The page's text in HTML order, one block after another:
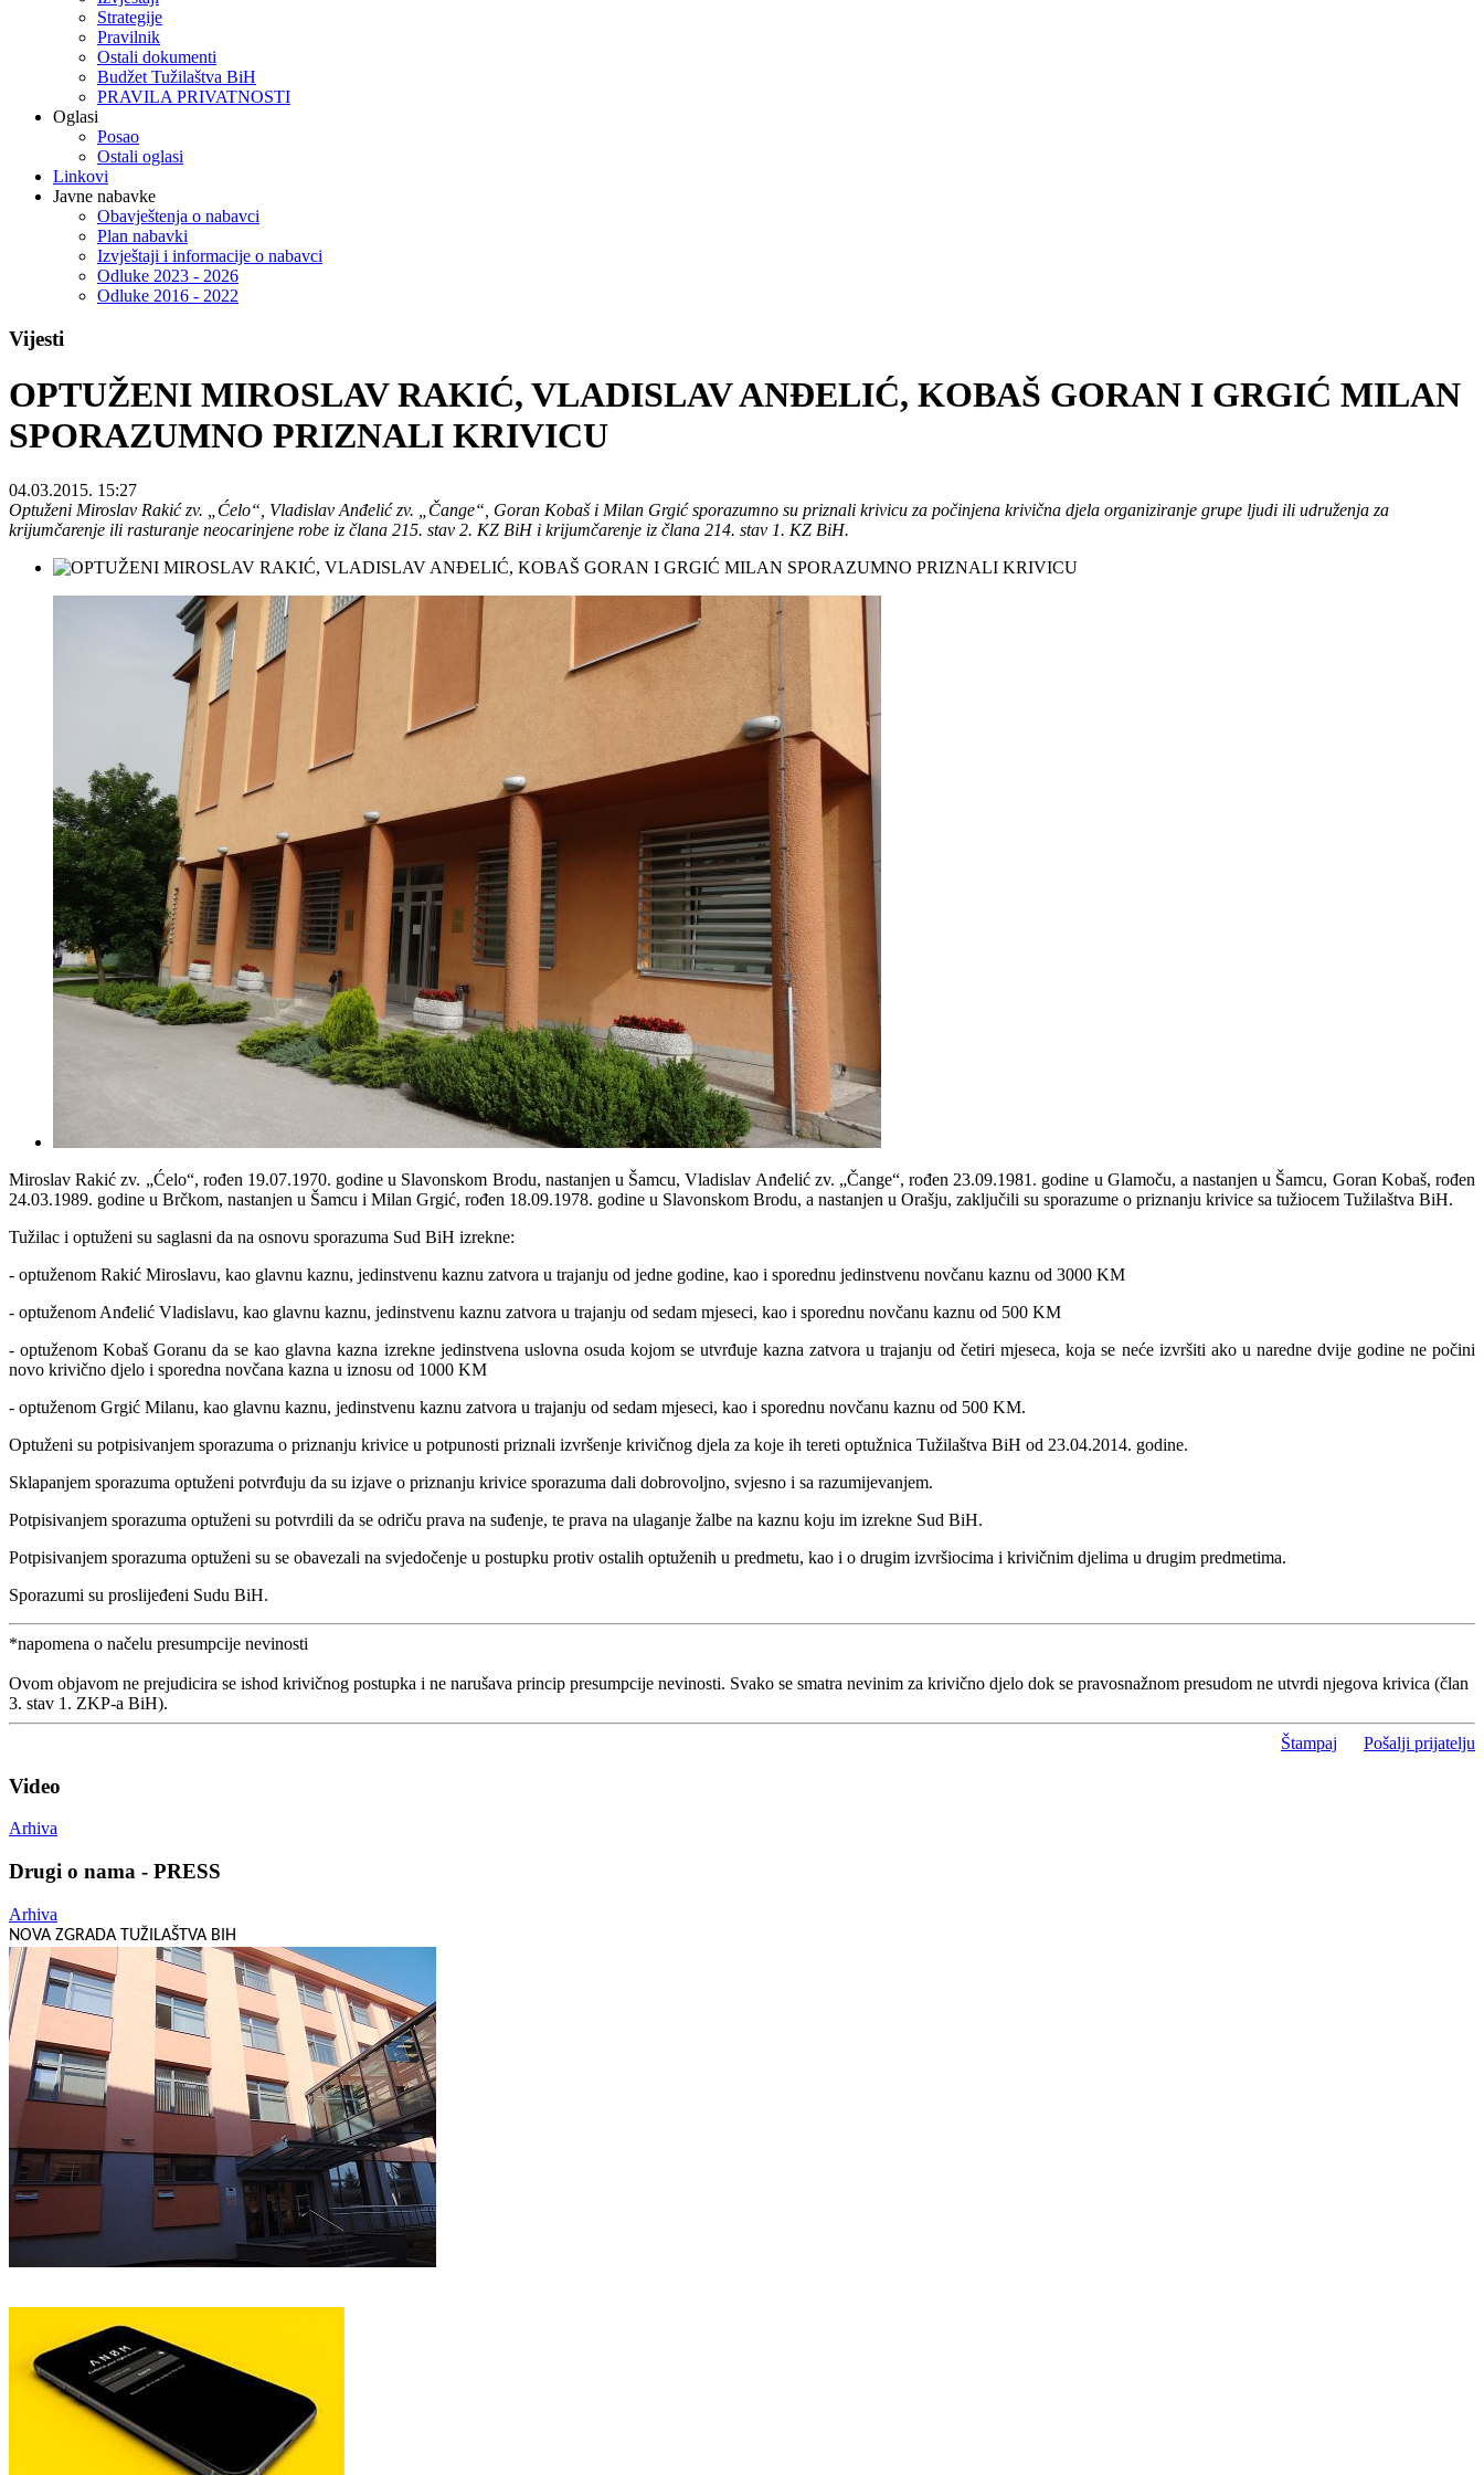
Strategije
Pravilnik
Ostali dokumenti
Budžet Tužilaštva BiH
PRAVILA PRIVATNOSTI
Oglasi
Posao
Ostali oglasi
Linkovi
Javne nabavke
Obavještenja o nabavci
Plan nabavki
Izvještaji i informacije o nabavci
Odluke 2023 - 2026
Odluke 2016 - 2022
Vijesti
OPTUŽENI MIROSLAV RAKIĆ, VLADISLAV ANĐELIĆ, KOBAŠ GORAN I GRGIĆ MILAN
SPORAZUMNO PRIZNALI KRIVICU
04.03.2015. 15:27
Optuženi Miroslav Rakić zv. „Ćelo“, Vladislav Anđelić zv. „Čange“, Goran Kobaš i Milan Grgić sporazumno su priznali krivicu za počinjena krivična djela organiziranje grupe ljudi ili udruženja za
krijumčarenje ili rasturanje neocarinjene robe iz člana 215. stav 2. KZ BiH i krijumčarenje iz člana 214. stav 1. KZ BiH.
Miroslav Rakić zv. „Ćelo“, rođen 19.07.1970. godine u Slavonskom Brodu, nastanjen u Šamcu, Vladislav Anđelić zv. „Čange“, rođen 23.09.1981. godine u Glamoču, a nastanjen u Šamcu, Goran Kobaš, rođen
24.03.1989. godine u Brčkom, nastanjen u Šamcu i Milan Grgić, rođen 18.09.1978. godine u Slavonskom Brodu, a nastanjen u Orašju, zaključili su sporazume o priznanju krivice sa tužiocem Tužilaštva BiH.
Tužilac i optuženi su saglasni da na osnovu sporazuma Sud BiH izrekne:
- optuženom Rakić Miroslavu, kao glavnu kaznu, jedinstvenu kaznu zatvora u trajanju od jedne godine, kao i sporednu jedinstvenu novčanu kaznu od 3000 KM
- optuženom Anđelić Vladislavu, kao glavnu kaznu, jedinstvenu kaznu zatvora u trajanju od sedam mjeseci, kao i sporednu novčanu kaznu od 500 KM
- optuženom Kobaš Goranu da se kao glavna kazna izrekne jedinstvena uslovna osuda kojom se utvrđuje kazna zatvora u trajanju od četiri mjeseca, koja se neće izvršiti ako u naredne dvije godine ne počini
novo krivično djelo i sporedna novčana kazna u iznosu od 1000 KM
- optuženom Grgić Milanu, kao glavnu kaznu, jedinstvenu kaznu zatvora u trajanju od sedam mjeseci, kao i sporednu novčanu kaznu od 500 KM.
Optuženi su potpisivanjem sporazuma o priznanju krivice u potpunosti priznali izvršenje krivičnog djela za koje ih tereti optužnica Tužilaštva BiH od 23.04.2014. godine.
Sklapanjem sporazuma optuženi potvrđuju da su izjave o priznanju krivice sporazuma dali dobrovoljno, svjesno i sa razumijevanjem.
Potpisivanjem sporazuma optuženi su potvrdili da se odriču prava na suđenje, te prava na ulaganje žalbe na kaznu koju im izrekne Sud BiH.
Potpisivanjem sporazuma optuženi su se obavezali na svjedočenje u postupku protiv ostalih optuženih u predmetu, kao i o drugim izvršiocima i krivičnim djelima u drugim predmetima.
Sporazumi su proslijeđeni Sudu BiH.
*napomena o načelu presumpcije nevinosti
Ovom objavom ne prejudicira se ishod krivičnog postupka i ne narušava princip presumpcije nevinosti. Svako se smatra nevinim za krivično djelo dok se pravosnažnom presudom ne utvrdi njegova krivica (član
3. stav 1. ZKP-a BiH).
Štampaj Pošalji prijatelju
Video
Arhiva
Drugi o nama - PRESS
Arhiva
NOVA ZGRADA TUŽILAŠTVA BIH